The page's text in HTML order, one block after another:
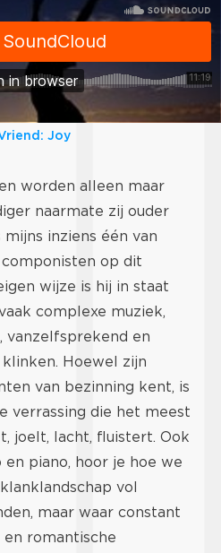
Joy
worden alleen maar
naarmate zij ouder
inziens één van
op dit
wijze is hij in staat
complexe muziek,
en
Hoewel zijn
van bezinning kent, is
verrassing die het meest
joelt, lacht, fluistert. Ook
piano, hoor je hoe we
vol
maar waar constant
romantische